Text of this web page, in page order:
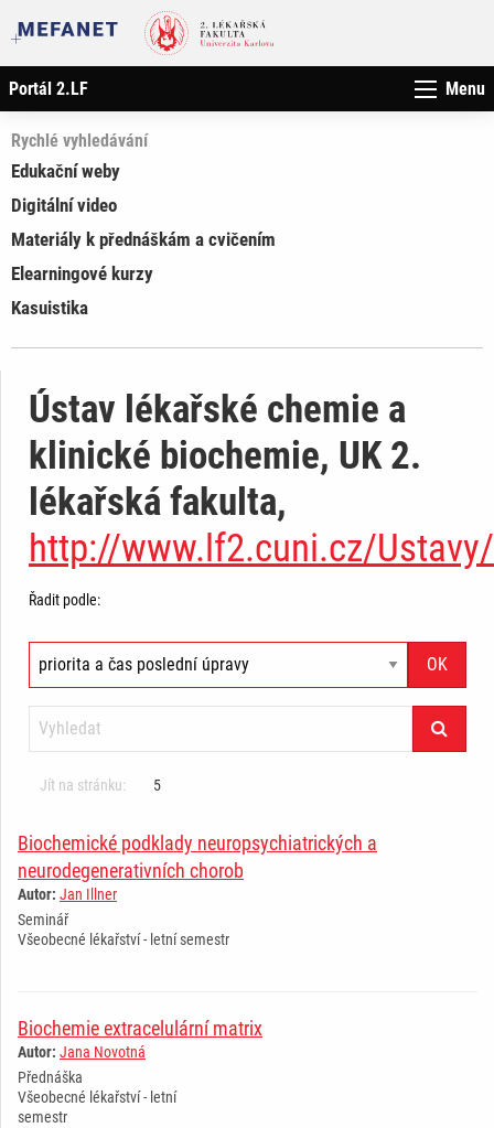
Portál 2.LF Menu
Rychlé vyhledávání
Edukační weby
Digitální video
Materiály k přednáškám a cvičením
Elearningové kurzy
Kasuistika
Ústav lékařské chemie a
klinické biochemie, UK 2.
lékařská fakulta,
http://www.lf2.cuni.cz/
Řadit podle:
Jít na stránku: 5
Biochemické podklady neuropsychiatrických a
neurodegenerativních chorob
Autor: Jan Illner
Seminář
Všeobecné lékařství - letní semestr
Biochemie extracelulární matrix
Autor: Jana Novotná
Přednáška
Všeobecné lékařství - letní
semestr